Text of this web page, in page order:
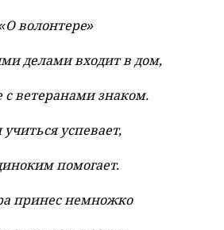
волонтере»
делами входит в дом,
с ветеранами знаком.
успевает,
помогает.
принес немножко